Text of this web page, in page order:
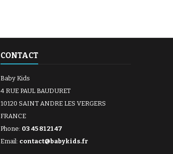
CONTACT
Baby Kids
4 RUE PAUL BAUDURET
10120 SAINT ANDRE LES VERGERS
FRANCE
Phone: 03 45 81 21 47
Email: contact@babykids.fr